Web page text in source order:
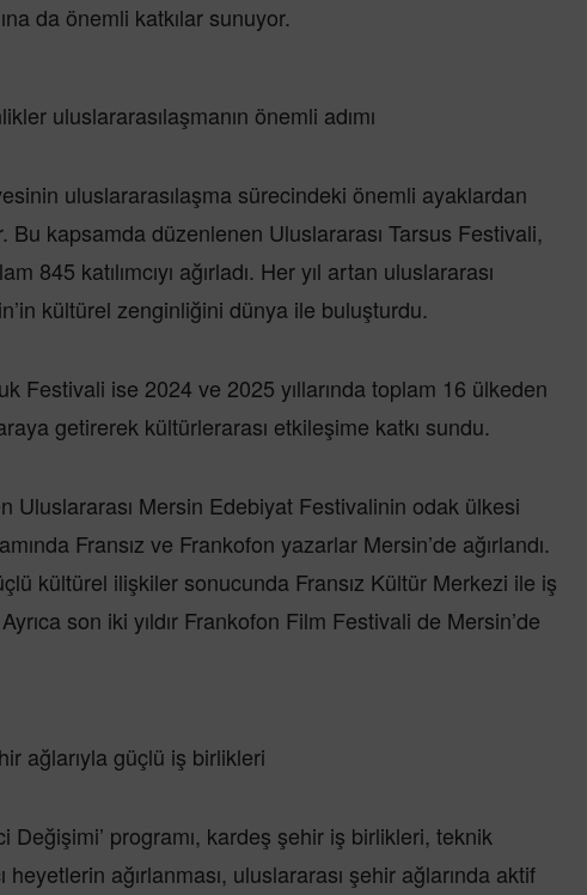
da önemli katkılar sunuyor.
uluslararasılaşmanın önemli adımı
uluslararasılaşma sürecindeki önemli ayaklardan
Bu kapsamda düzenlenen Uluslararası Tarsus Festivali,
845 katılımcıyı ağırladı. Her yıl artan uluslararası
kültürel zenginliğini dünya ile buluşturdu.
Festivali ise 2024 ve 2025 yıllarında toplam 16 ülkeden
getirerek kültürlerarası etkileşime katkı sundu.
Uluslararası Mersin Edebiyat Festivalinin odak ülkesi
Fransız ve Frankofon yazarlar Mersin’de ağırlandı.
kültürel ilişkiler sonucunda Fransız Kültür Merkezi ile iş
son iki yıldır Frankofon Film Festivali de Mersin’de
ağlarıyla güçlü iş birlikleri
Değişimi’ programı, kardeş şehir iş birlikleri, teknik
heyetlerin ağırlanması, uluslararası şehir ağlarında aktif